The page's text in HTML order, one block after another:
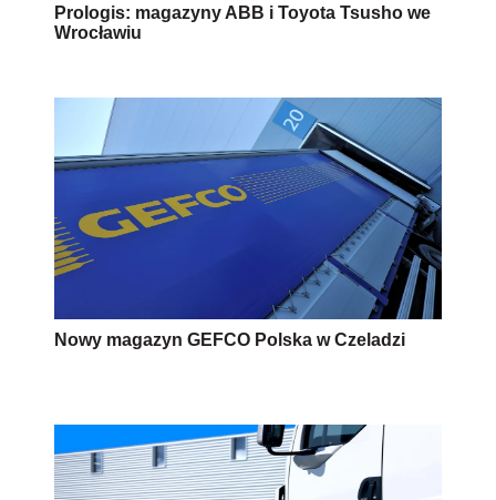
Prologis: magazyny ABB i Toyota Tsusho we
Wrocławiu
Nowy magazyn GEFCO Polska w Czeladzi